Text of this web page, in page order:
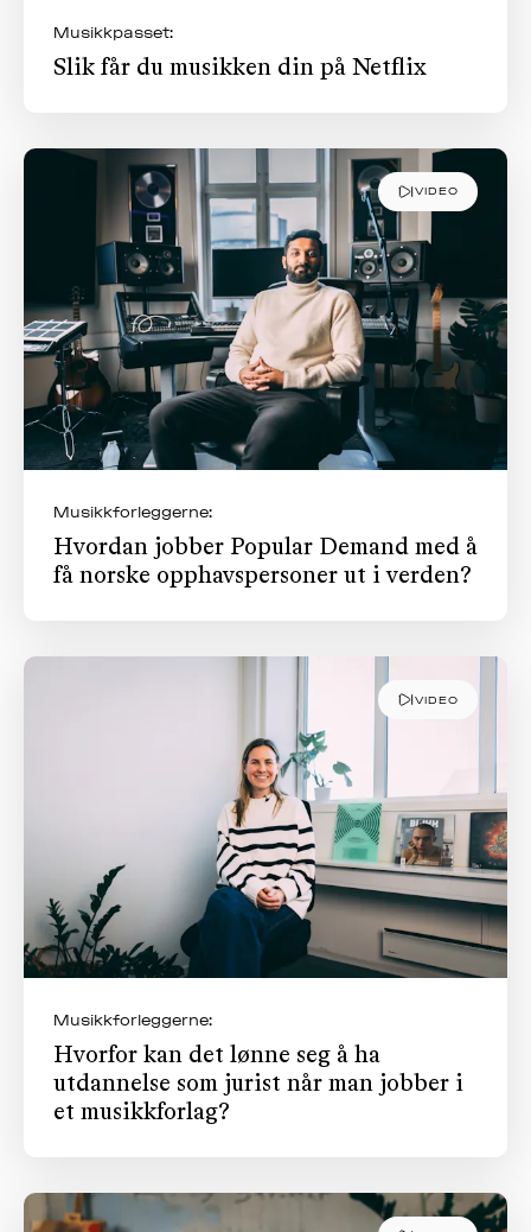
Musikkpasset:
Slik får du musikken din på Netflix
VIDEO
Musikkforleggerne:
Hvordan jobber Popular Demand med å
få norske opphavspersoner ut i verden?
VIDEO
Musikkforleggerne:
Hvorfor kan det lønne seg å ha
utdannelse som jurist når man jobber i
et musikkforlag?